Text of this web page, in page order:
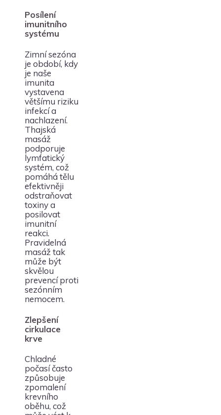
Posílení
imunitního
systému
Zimní sezóna
je období, kdy
je naše
imunita
vystavena
většímu riziku
infekcí a
nachlazení.
Thajská
masáž
podporuje
lymfatický
systém, což
pomáhá tělu
efektivněji
odstraňovat
toxiny a
posilovat
imunitní
reakci.
Pravidelná
masáž tak
může být
skvělou
prevencí proti
sezónním
nemocem.
Zlepšení
cirkulace
krve
Chladné
počasí často
způsobuje
zpomalení
krevního
oběhu, což